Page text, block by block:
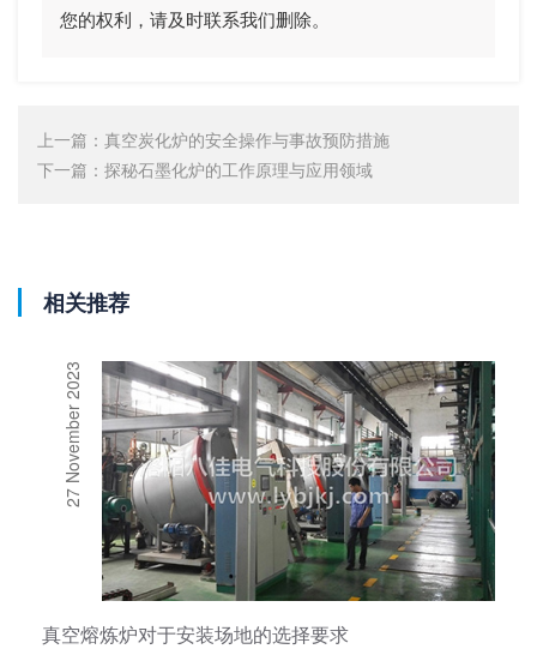
您的权利，请及时联系我们删除。
上一篇： 真空炭化炉的安全操作与事故预防措施
下一篇： 探秘石墨化炉的工作原理与应用领域
相关推荐
27 November 2023
真空熔炼炉对于安装场地的选择要求